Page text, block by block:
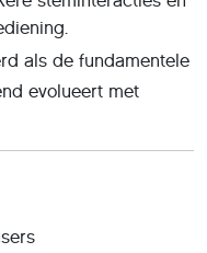
als de fundamentele
evolueert met